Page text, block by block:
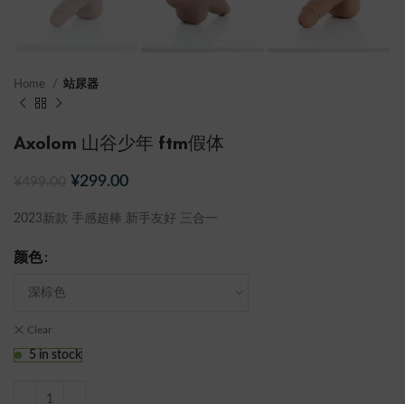
Home 站尿器
Axolom 山谷少年 ftm假体
¥299.00
2023新款 手感超棒 新手友好 三合一
颜色
Clear
5 in stock